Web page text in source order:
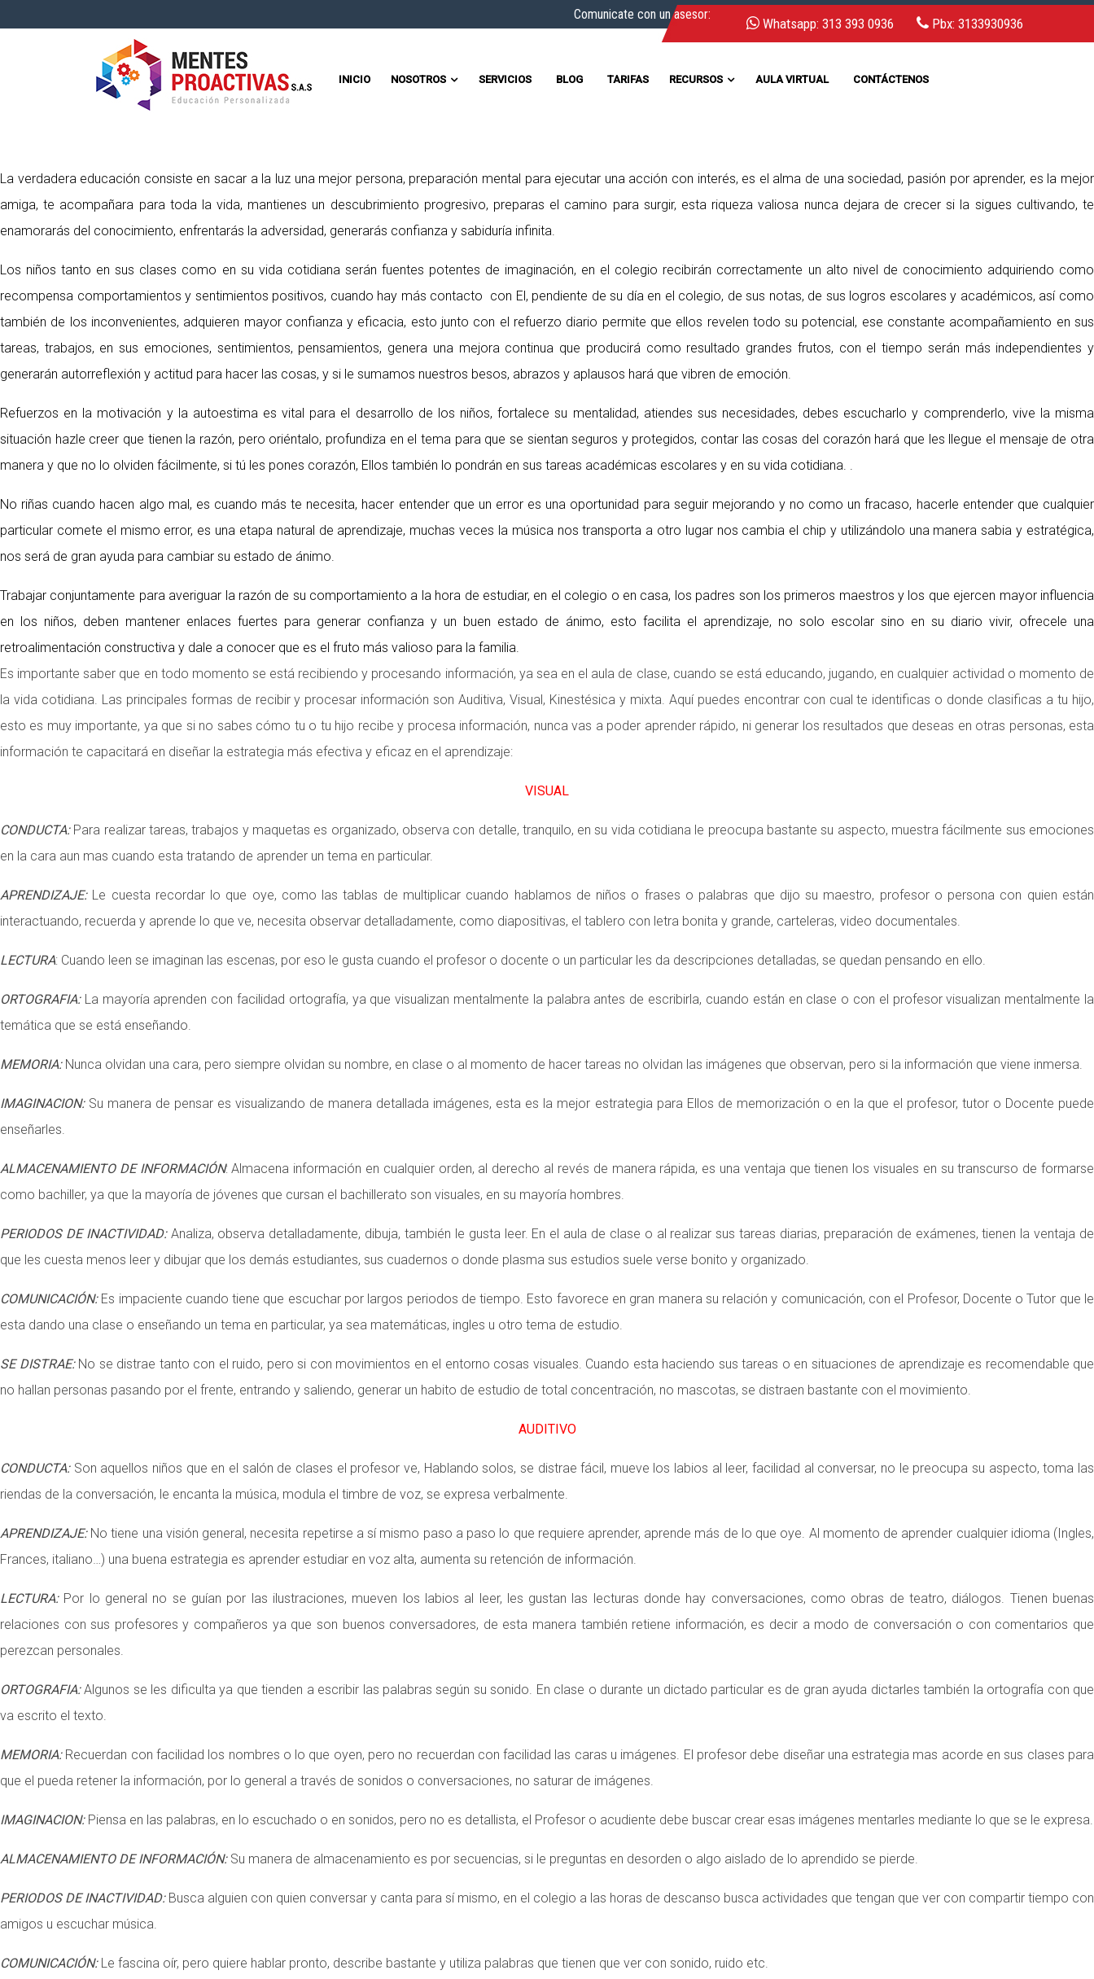
Comunicate con un asesor:
Whatsapp: 313 393 0936 Pbx: 3133930936
INICIO NOSOTROS SERVICIOS BLOG TARIFAS RECURSOS AULA VIRTUAL CONTÁCTENOS
La verdadera educación consiste en sacar a la luz una mejor persona, preparación mental para ejecutar una acción con interés, es el alma de una sociedad, pasión por aprender, es la mejor
amiga, te acompañara para toda la vida, mantienes un descubrimiento progresivo, preparas el camino para surgir, esta riqueza valiosa nunca dejara de crecer si la sigues cultivando, te
enamorarás del conocimiento, enfrentarás la adversidad, generarás confianza y sabiduría infinita.
Los niños tanto en sus clases como en su vida cotidiana serán fuentes potentes de imaginación, en el colegio recibirán correctamente un alto nivel de conocimiento adquiriendo como
recompensa comportamientos y sentimientos positivos, cuando hay más contacto con El, pendiente de su día en el colegio, de sus notas, de sus logros escolares y académicos, así como
también de los inconvenientes, adquieren mayor confianza y eficacia, esto junto con el refuerzo diario permite que ellos revelen todo su potencial, ese constante acompañamiento en sus
tareas, trabajos, en sus emociones, sentimientos, pensamientos, genera una mejora continua que producirá como resultado grandes frutos, con el tiempo serán más independientes y
generarán autorreflexión y actitud para hacer las cosas, y si le sumamos nuestros besos, abrazos y aplausos hará que vibren de emoción.
Refuerzos en la motivación y la autoestima es vital para el desarrollo de los niños, fortalece su mentalidad, atiendes sus necesidades, debes escucharlo y comprenderlo, vive la misma
situación hazle creer que tienen la razón, pero oriéntalo, profundiza en el tema para que se sientan seguros y protegidos, contar las cosas del corazón hará que les llegue el mensaje de otra
manera y que no lo olviden fácilmente, si tú les pones corazón, Ellos también lo pondrán en sus tareas académicas escolares y en su vida cotidiana. .
No riñas cuando hacen algo mal, es cuando más te necesita, hacer entender que un error es una oportunidad para seguir mejorando y no como un fracaso, hacerle entender que cualquier
particular comete el mismo error, es una etapa natural de aprendizaje, muchas veces la música nos transporta a otro lugar nos cambia el chip y utilizándolo una manera sabia y estratégica,
nos será de gran ayuda para cambiar su estado de ánimo.
Trabajar conjuntamente para averiguar la razón de su comportamiento a la hora de estudiar, en el colegio o en casa, los padres son los primeros maestros y los que ejercen mayor influencia
en los niños, deben mantener enlaces fuertes para generar confianza y un buen estado de ánimo, esto facilita el aprendizaje, no solo escolar sino en su diario vivir, ofrecele una
retroalimentación constructiva y dale a conocer que es el fruto más valioso para la familia.
Es importante saber que en todo momento se está recibiendo y procesando información, ya sea en el aula de clase, cuando se está educando, jugando, en cualquier actividad o momento de
la vida cotidiana. Las principales formas de recibir y procesar información son Auditiva, Visual, Kinestésica y mixta. Aquí puedes encontrar con cual te identificas o donde clasificas a tu hijo,
esto es muy importante, ya que si no sabes cómo tu o tu hijo recibe y procesa información, nunca vas a poder aprender rápido, ni generar los resultados que deseas en otras personas, esta
información te capacitará en diseñar la estrategia más efectiva y eficaz en el aprendizaje:
VISUAL
CONDUCTA:Para realizar tareas, trabajos y maquetas es organizado, observa con detalle, tranquilo, en su vida cotidiana le preocupa bastante su aspecto, muestra fácilmente sus emociones
en la cara aun mas cuando esta tratando de aprender un tema en particular.
APRENDIZAJE:Le cuesta recordar lo que oye, como las tablas de multiplicar cuando hablamos de niños o frases o palabras que dijo su maestro, profesor o persona con quien están
interactuando, recuerda y aprende lo que ve, necesita observar detalladamente, como diapositivas, el tablero con letra bonita y grande, carteleras, video documentales.
LECTURA: Cuando leen se imaginan las escenas, por eso le gusta cuando el profesor o docente o un particular les da descripciones detalladas, se quedan pensando en ello.
ORTOGRAFIA:La mayoría aprenden con facilidad ortografía, ya que visualizan mentalmente la palabra antes de escribirla, cuando están en clase o con el profesor visualizan mentalmente la
temática que se está enseñando.
MEMORIA:Nunca olvidan una cara, pero siempre olvidan su nombre, en clase o al momento de hacer tareas no olvidan las imágenes que observan, pero si la información que viene inmersa.
IMAGINACION:Su manera de pensar es visualizando de manera detallada imágenes, esta es la mejor estrategia para Ellos de memorización o en la que el profesor, tutor o Docente puede
enseñarles.
ALMACENAMIENTO DE INFORMACIÓN: Almacena información en cualquier orden, al derecho al revés de manera rápida, es una ventaja que tienen los visuales en su transcurso de formarse
como bachiller, ya que la mayoría de jóvenes que cursan el bachillerato son visuales, en su mayoría hombres.
PERIODOS DE INACTIVIDAD:Analiza, observa detalladamente, dibuja, también le gusta leer. En el aula de clase o al realizar sus tareas diarias, preparación de exámenes, tienen la ventaja de
que les cuesta menos leer y dibujar que los demás estudiantes, sus cuadernos o donde plasma sus estudios suele verse bonito y organizado.
COMUNICACIÓN:Es impaciente cuando tiene que escuchar por largos periodos de tiempo. Esto favorece en gran manera su relación y comunicación, con el Profesor, Docente o Tutor que le
esta dando una clase o enseñando un tema en particular, ya sea matemáticas, ingles u otro tema de estudio.
SE DISTRAE:No se distrae tanto con el ruido, pero si con movimientos en el entorno cosas visuales. Cuando esta haciendo sus tareas o en situaciones de aprendizaje es recomendable que
no hallan personas pasando por el frente, entrando y saliendo, generar un habito de estudio de total concentración, no mascotas, se distraen bastante con el movimiento.
AUDITIVO
CONDUCTA:Son aquellos niños que en el salón de clases el profesor ve, Hablando solos, se distrae fácil, mueve los labios al leer, facilidad al conversar, no le preocupa su aspecto, toma las
riendas de la conversación, le encanta la música, modula el timbre de voz, se expresa verbalmente.
APRENDIZAJE:No tiene una visión general, necesita repetirse a sí mismo paso a paso lo que requiere aprender, aprende más de lo que oye. Al momento de aprender cualquier idioma (Ingles,
Frances, italiano…) una buena estrategia es aprender estudiar en voz alta, aumenta su retención de información.
LECTURA: Por lo general no se guían por las ilustraciones, mueven los labios al leer, les gustan las lecturas donde hay conversaciones, como obras de teatro, diálogos. Tienen buenas
relaciones con sus profesores y compañeros ya que son buenos conversadores, de esta manera también retiene información, es decir a modo de conversación o con comentarios que
perezcan personales.
ORTOGRAFIA:Algunos se les dificulta ya que tienden a escribir las palabras según su sonido. En clase o durante un dictado particular es de gran ayuda dictarles también la ortografía con que
va escrito el texto.
MEMORIA:Recuerdan con facilidad los nombres o lo que oyen, pero no recuerdan con facilidad las caras u imágenes. El profesor debe diseñar una estrategia mas acorde en sus clases para
que el pueda retener la información, por lo general a través de sonidos o conversaciones, no saturar de imágenes.
IMAGINACION:Piensa en las palabras, en lo escuchado o en sonidos, pero no es detallista, el Profesor o acudiente debe buscar crear esas imágenes mentarles mediante lo que se le expresa.
ALMACENAMIENTO DE INFORMACIÓN:Su manera de almacenamiento es por secuencias, si le preguntas en desorden o algo aislado de lo aprendido se pierde.
PERIODOS DE INACTIVIDAD:Busca alguien con quien conversar y canta para sí mismo, en el colegio a las horas de descanso busca actividades que tengan que ver con compartir tiempo con
amigos u escuchar música.
COMUNICACIÓN:Le fascina oír, pero quiere hablar pronto, describe bastante y utiliza palabras que tienen que ver con sonido, ruido etc.